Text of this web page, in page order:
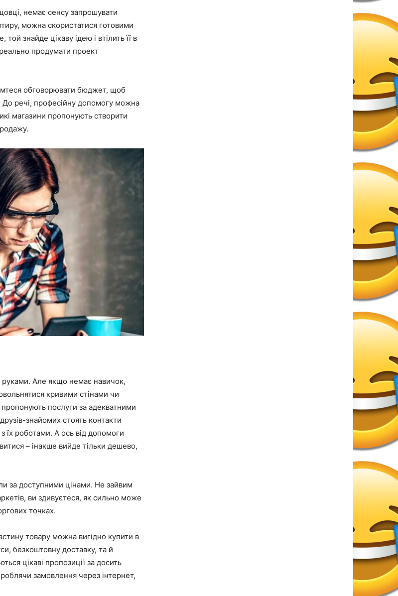
немає сенсу запрошувати
можна скористатися готовими
знайде цікаву ідею і втілить її в
продумати проект
обговорювати бюджет, щоб
До речі, професійну допомогу можна
магазини пропонують створити
руками. Але якщо немає навичок,
кривими стінами чи
послуги за адекватними
знайомих стоять контакти
їх роботами. А ось від допомоги
– інакше вийде тільки дешево,
за доступними цінами. Не зайвим
ви здивуєтеся, як сильно може
точках.
товару можна вигідно купити в
безкоштовну доставку, та й
цікаві пропозиції за досить
замовлення через інтернет,